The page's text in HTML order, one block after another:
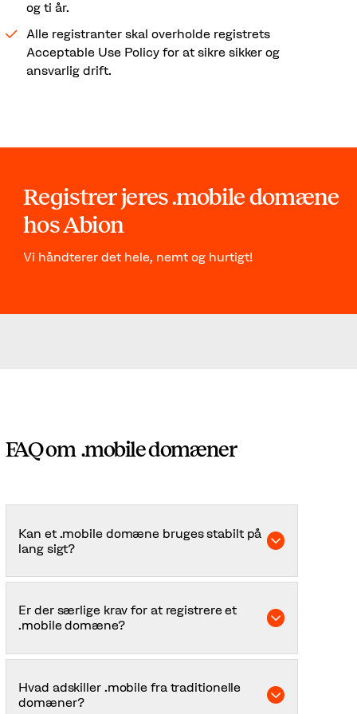
og ti år.
Alle registranter skal overholde registrets
Acceptable Use Policy for at sikre sikker og
ansvarlig drift.
Registrer jeres .mobile domæne
hos Abion
Vi håndterer det hele, nemt og hurtigt!
FAQ om .mobile domæner
Kan et .mobile domæne bruges stabilt på
lang sigt?
Ja. .mobile er skabt til langsigtet drift. med
administration passer domænet ind i både
nuværende løsninger og fremtidige digitale
Er der særlige krav for at registrere et
.mobile domæne?
Nej, .mobile er åbent for både privatpersoner og
levere korrekte oplysninger og efterleve
registerets politikker.
Hvad adskiller .mobile fra traditionelle
domæner?